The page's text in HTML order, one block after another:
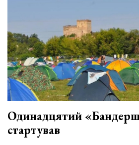
Одинадцятий
стартував